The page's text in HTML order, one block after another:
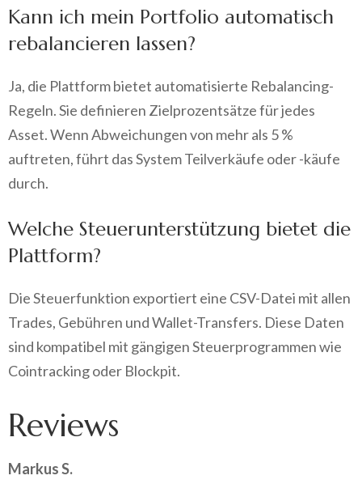
Kann ich mein Portfolio automatisch
rebalancieren lassen?
Ja, die Plattform bietet automatisierte Rebalancing-
Regeln. Sie definieren Zielprozentsätze für jedes
Asset. Wenn Abweichungen von mehr als 5 %
auftreten, führt das System Teilverkäufe oder -käufe
durch.
Welche Steuerunterstützung bietet die
Plattform?
Die Steuerfunktion exportiert eine CSV-Datei mit allen
Trades, Gebühren und Wallet-Transfers. Diese Daten
sind kompatibel mit gängigen Steuerprogrammen wie
Cointracking oder Blockpit.
Reviews
Markus S.